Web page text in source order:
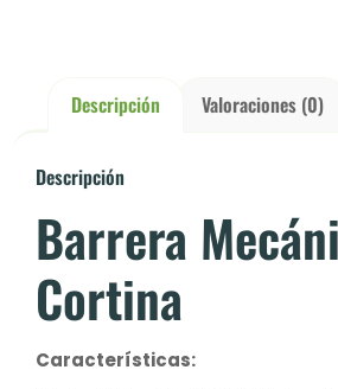
Descripción Valoraciones (0)
Descripción
Barrera
Cortina
Características: